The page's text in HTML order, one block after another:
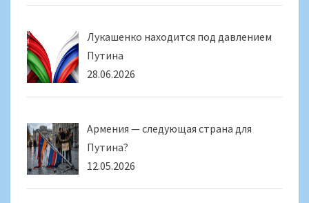
Лукашенко находится под давлением
Путина
28.06.2026
Армения — следующая страна для
Путина?
12.05.2026